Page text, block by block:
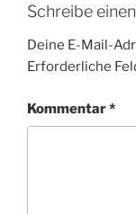
Schreibe
Deine E-Mail-
Erforderliche
Kommentar*